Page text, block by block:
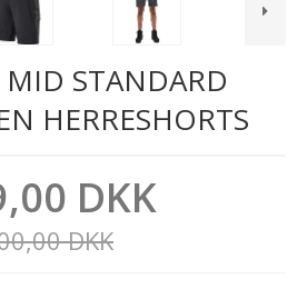
MID STANDARD
HERRESHORTS
DKK
DKK